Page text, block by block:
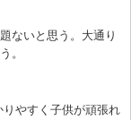
ないと思う。大通り
。
やすく子供が頑張れ